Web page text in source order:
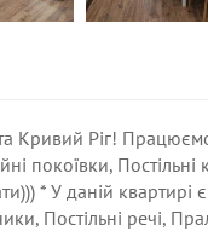
Кривий Ріг!
покоївки,
* У даній
Постільні речі,